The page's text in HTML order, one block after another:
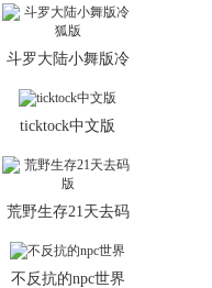
斗罗大陆小舞版冷
ticktock中文版
荒野生存21天去码
不反抗的npc世界